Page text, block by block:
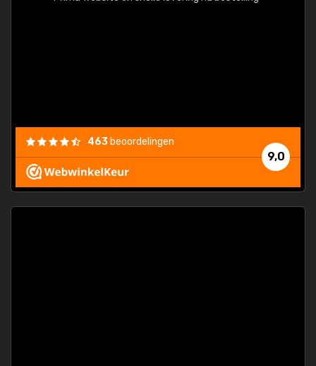
9,0
463 beoordelingen